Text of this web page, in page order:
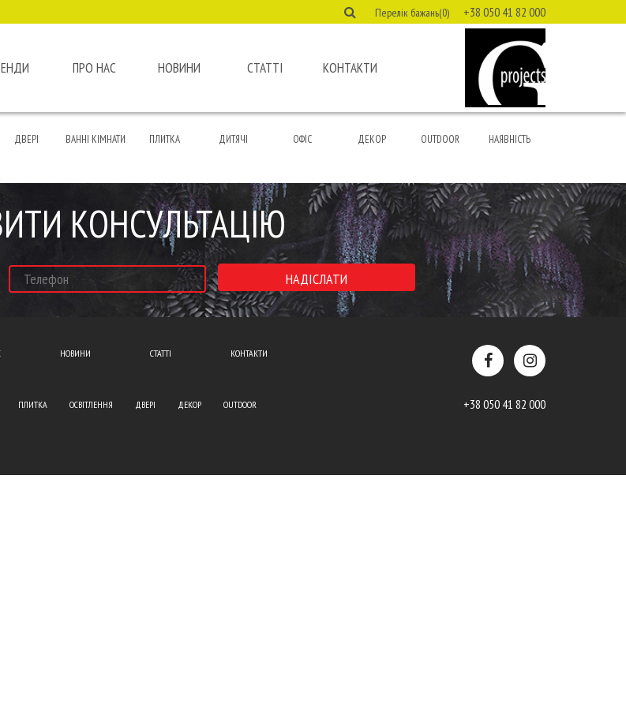
Перелік бажань(0) +38 050 41 82 000
ПРО НАС НОВИНИ СТАТТІ КОНТАКТИ
ДВЕРІ ВАННІ КІМНАТИ ПЛИТКА ДИТЯЧІ ОФІС ДЕКОР OUTDOOR НАЯВНІСТЬ
КОНСУЛЬТАЦІЮ
НОВИНИ СТАТТІ КОНТАКТИ
ПЛИТКА ОСВІТЛЕННЯ ДВЕРІ ДЕКОР OUTDOOR +38 050 41 82 000